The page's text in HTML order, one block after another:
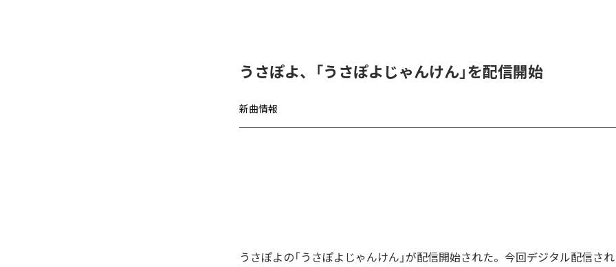
うさぽよ、「うさぽよじゃんけん」を配信開始
新曲情報
うさぽよの「うさぽよじゃんけん」が配信開始された。今回デジタル配信され